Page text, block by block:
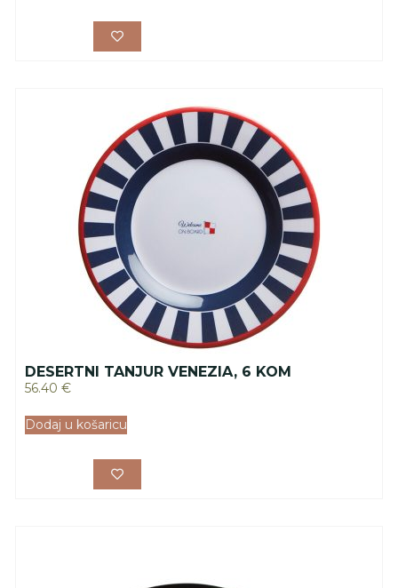
DESERTNI TANJUR VENEZIA, 6 KOM
56.40 €
Dodaj u košaricu